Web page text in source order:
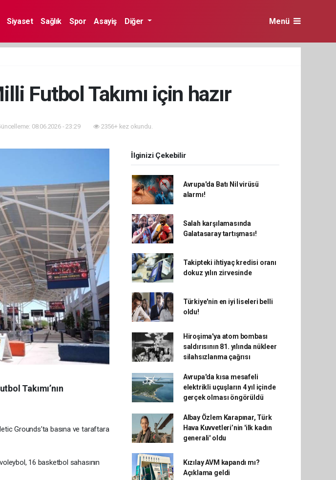
Siyaset Sağlık Spor Asayiş Diğer Menü
Futbol Takımı için hazır
08.06.2026 - 23:29 2356+ kez okundu.
Takımı’nın
Grounds’ta basına ve taraftara
16 basketbol sahasının
İlginizi Çekebilir
Avrupa'da Batı Nil virüsü
alarmı!
Salah karşılamasında
Galatasaray tartışması!
Takipteki ihtiyaç kredisi oranı
dokuz yılın zirvesinde
Türkiye'nin en iyi liseleri belli
oldu!
Hiroşima'ya atom bombası
saldırısının 81. yılında nükleer
silahsızlanma çağrısı
Avrupa'da kısa mesafeli
elektrikli uçuşların 4 yıl içinde
gerçek olması öngörüldü
Albay Özlem Karapınar, Türk
Hava Kuvvetleri’nin 'ilk kadın
generali' oldu
Kızılay AVM kapandı mı?
Açıklama geldi